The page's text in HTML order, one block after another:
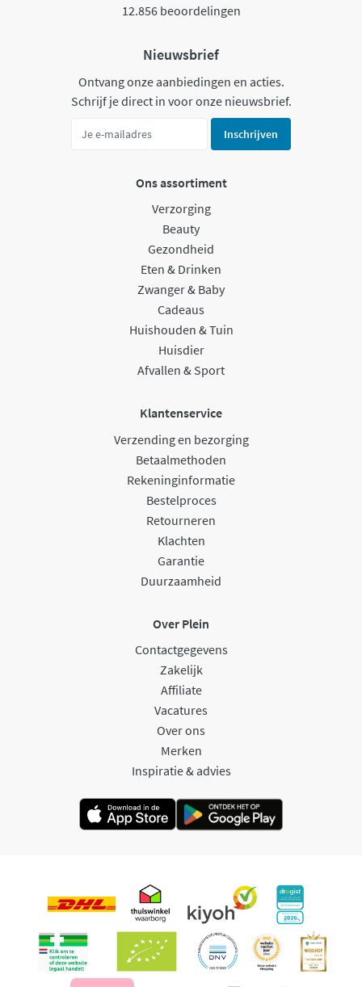
12.856 beoordelingen
Nieuwsbrief
Ontvang onze aanbiedingen en acties.
Schrijf je direct in voor onze nieuwsbrief.
Inschrijven
Ons assortiment
Verzorging
Beauty
Gezondheid
Eten & Drinken
Zwanger & Baby
Cadeaus
Huishouden & Tuin
Huisdier
Afvallen & Sport
Klantenservice
Verzending en bezorging
Betaalmethoden
Rekeninginformatie
Bestelproces
Retourneren
Klachten
Garantie
Duurzaamheid
Over Plein
Contactgegevens
Zakelijk
Affiliate
Vacatures
Over ons
Merken
Inspiratie & advies